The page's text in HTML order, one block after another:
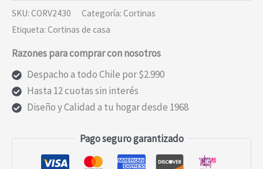
SKU: CORV2430 Categoría: Cortinas
Etiqueta: Cortinas de casa
Razones para comprar con nosotros
Despacho a todo Chile por $2.990
Hasta 12 cuotas sin interés
Diseño y Calidad a tu hogar desde 1968
Pago seguro garantizado